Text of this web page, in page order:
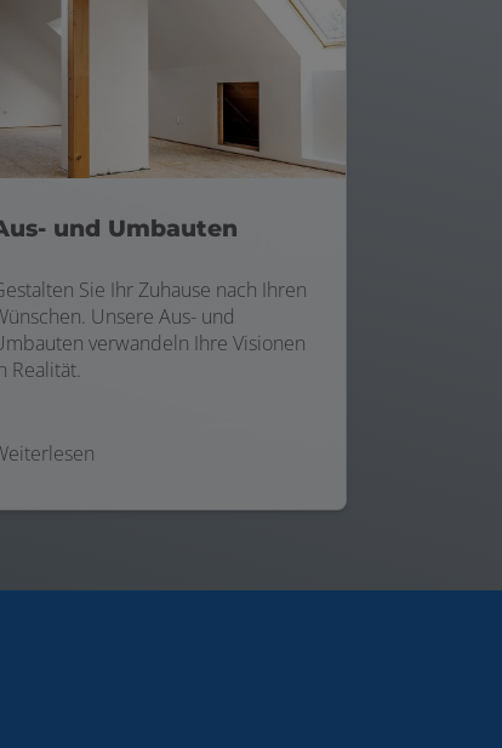
und Umbauten
Sie Ihr Zuhause nach Ihren
Unsere Aus- und
verwandeln Ihre Visionen
Realität.